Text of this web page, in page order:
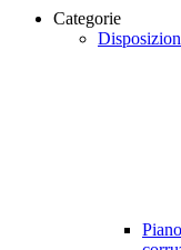
Categorie